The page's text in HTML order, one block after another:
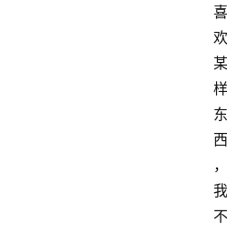
喜
欢
某
样
东
西
，
我
不